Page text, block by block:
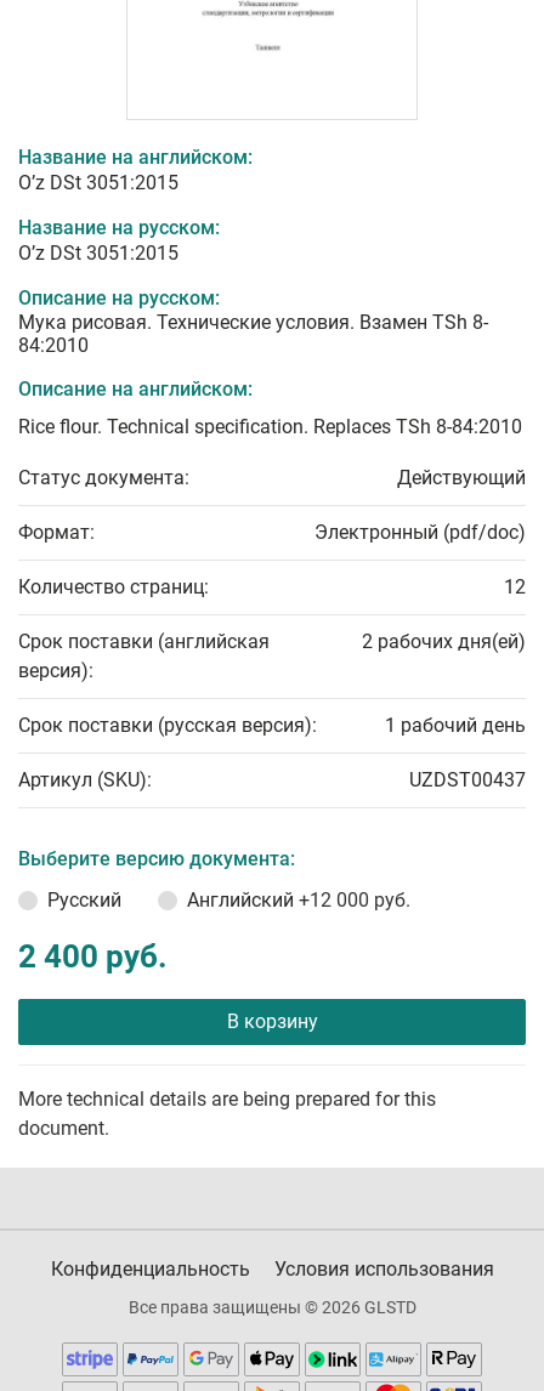
Название на английском:
O’z DSt 3051:2015
Название на русском:
O’z DSt 3051:2015
Описание на русском:
Мука рисовая. Технические условия. Взамен TSh 8-
84:2010
Описание на английском:
Rice flour. Technical specification. Replaces TSh 8-84:2010
Статус документа: Действующий
Формат: Электронный (pdf/doc)
Количество страниц: 12
Срок поставки (английская
версия):
2 рабочих дня(ей)
Срок поставки (русская версия): 1 рабочий день
Артикул (SKU): UZDST00437
Выберите версию документа:
Русский
Английский +12 000 руб.
2 400 руб.
В корзину
More technical details are being prepared for this
document.
Конфиденциальность Условия использования
Все права защищены © 2026 GLSTD